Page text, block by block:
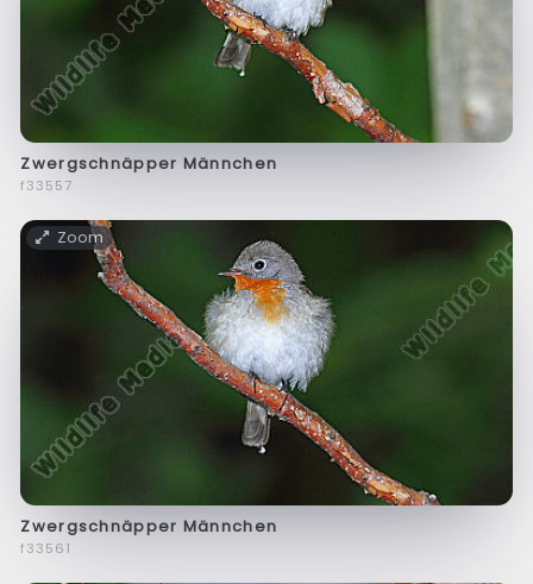
Zwergschnäpper Männchen
f33557
Zoom
Zwergschnäpper Männchen
f33561